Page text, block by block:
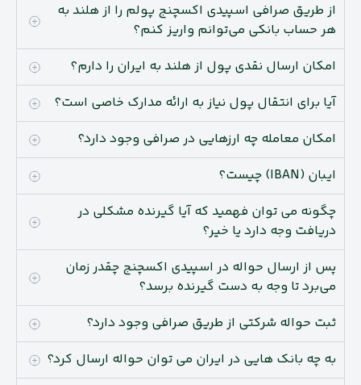
از طریق صرافی اسپیدی اکسچنج پولم را از هلند به
هر حساب بانکی می‌توانم واریز کنم؟
امکان ارسال نقدی پول از هلند به ایران را دارم؟
آیا برای انتقال پول نیاز به ارائه مدارک خاصی است؟
امکان معامله چه ارزهایی در صرافی وجود دارد؟
ایبان (IBAN) چیست؟
چگونه می توان فهمید که آیا گیرنده مشکلی در
دریافت وجه دارد یا خیر؟
پس از ارسال حواله در اسپیدی اکسچنج چقدر زمان
می‌برد تا وجه به دست گیرنده برسد؟
ثبت حواله شرکتی از طریق صرافی وجود دارد؟
به چه بانک هایی در ایران می توان حواله ارسال کرد؟